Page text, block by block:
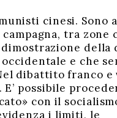
cinesi. Sono
tra zone
della
e che
dibattito franco e
possibile
con il
i limiti, le